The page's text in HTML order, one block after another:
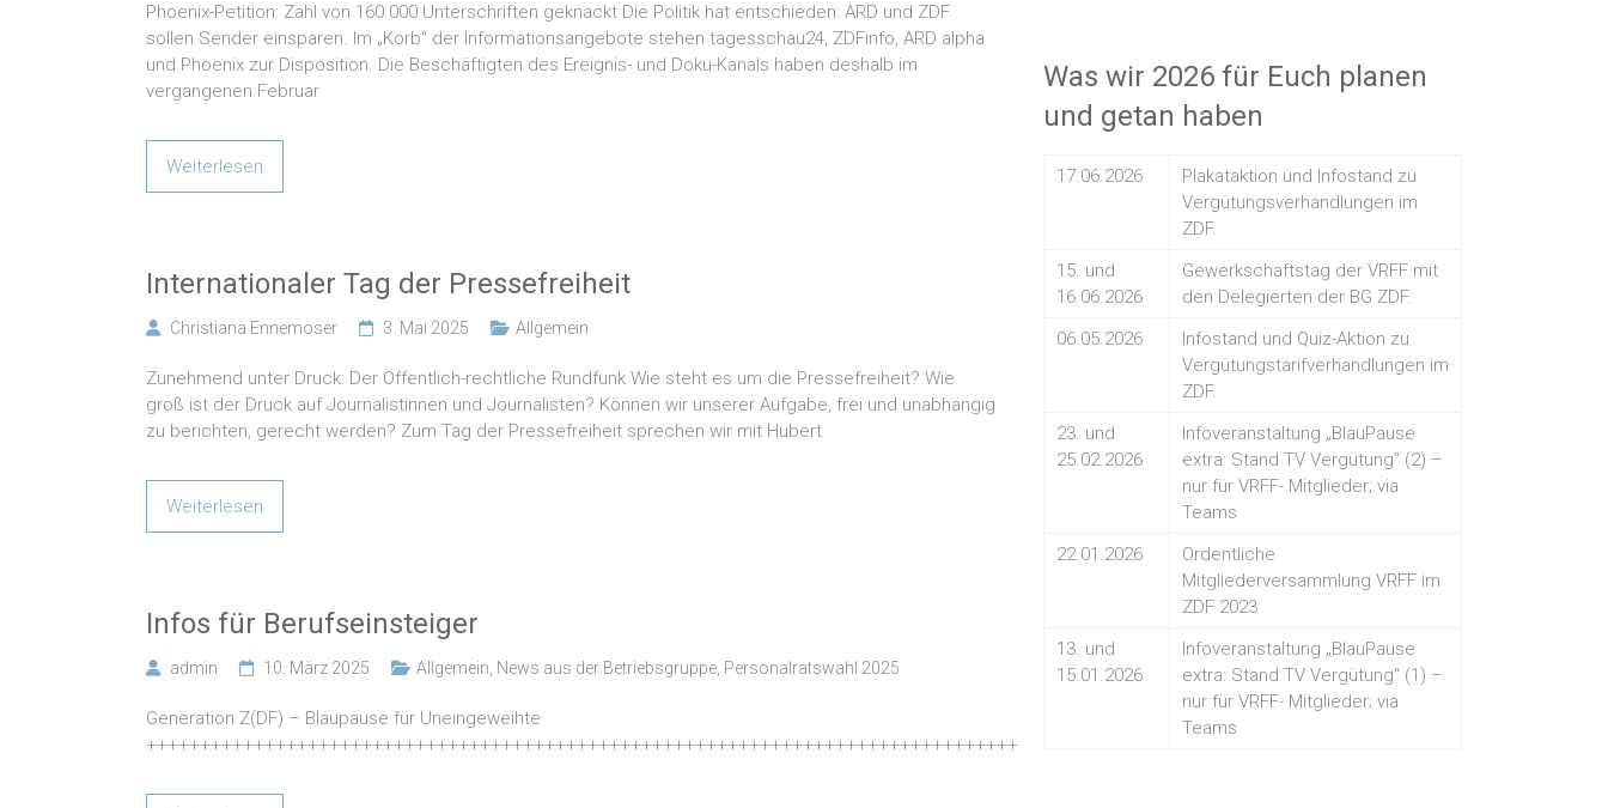
Phoenix-Petition: Zahl von 160.000 Unterschriften geknackt Die Politik hat entschieden: ARD und ZDF
sollen Sender einsparen. Im „Korb“ der Informationsangebote stehen tagesschau24, ZDFinfo, ARD alpha
und Phoenix zur Disposition. Die Beschäftigten des Ereignis- und Doku-Kanals haben deshalb im
vergangenen Februar
Weiterlesen
Internationaler Tag der Pressefreiheit
Christiana Ennemoser 3. Mai 2025 Allgemein
Zunehmend unter Druck: Der Öffentlich-rechtliche Rundfunk Wie steht es um die Pressefreiheit? Wie
groß ist der Druck auf Journalistinnen und Journalisten? Können wir unserer Aufgabe, frei und unabhängig
zu berichten, gerecht werden? Zum Tag der Pressefreiheit sprechen wir mit Hubert
Weiterlesen
Infos für Berufseinsteiger
admin 10. März 2025 Allgemein News aus der Betriebsgruppe Personalratswahl 2025
Generation Z(DF) – Blaupause für Uneingeweihte
+++++++++++++++++++++++++++++++++++++++++++++++++++++++++++++++++++++++++++++++++
Was wir 2026 für Euch planen
und getan haben
17.06.2026
Plakataktion und Infostand zu
Vergütungsverhandlungen im
ZDF.
15. und
16.06.2026
Gewerkschaftstag der VRFF mit
den Delegierten der BG ZDF.
06.05.2026
Infostand und Quiz-Aktion zu
Vergütungstarifverhandlungen im
ZDF.
23. und
25.02.2026
Infoveranstaltung „BlauPause
extra: Stand TV Vergütung“ (2) –
nur für VRFF- Mitglieder; via
Teams
22.01.2026
Ordentliche
Mitgliederversammlung VRFF im
ZDF 2023
13. und
15.01.2026
Infoveranstaltung „BlauPause
extra: Stand TV Vergütung“ (1) –
nur für VRFF- Mitglieder; via
Teams